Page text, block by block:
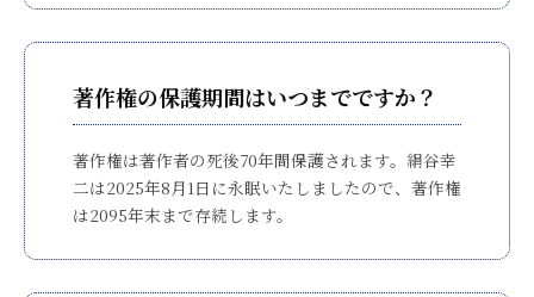
著作権の保護期間はいつまでですか？
著作権は著作者の死後70年間保護されます。絹谷幸
二は2025年8月1日に永眠いたしましたので、著作権
は2095年末まで存続します。